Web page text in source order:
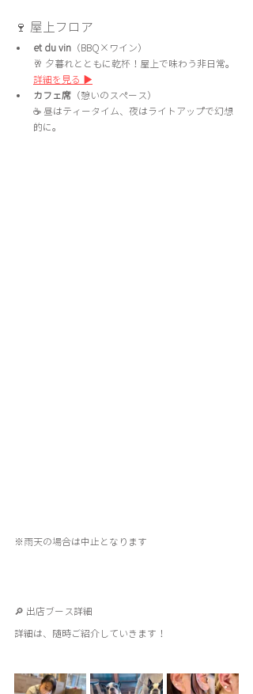
🍷 屋上フロア
et du vin （BBQ×ワイン）
🥂 夕暮れとともに乾杯！屋上で味わう非日常。
詳細を見る ▶
カフェ席 （憩いのスペース）
☕ 昼はティータイム、夜はライトアップで幻想
的に。
※雨天の場合は中止となります
🔎 出店ブース詳細
詳細は、随時ご紹介していきます！